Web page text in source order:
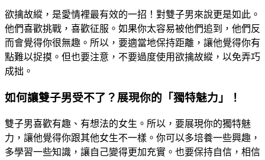
欲擒故縱，是愛情裡最有效的一招！對雙子男來說更是如此。
他們喜歡挑戰，喜歡征服。如果你太容易被他們追到，他們反
而會覺得你很無趣。所以，要適當地保持距離，讓他覺得你有
點難以捉摸。但也要注意，不要過度使用欲擒故縱，以免弄巧
成拙。
如何讓雙子男受不了？展現你的「獨特魅力」！
雙子男喜歡有趣、有想法的女生。所以，要展現你的獨特魅
力，讓他覺得你跟其他女生不一樣。你可以多培養一些興趣，
多學習一些知識，讓自己變得更加充實。也要保持自信，相信